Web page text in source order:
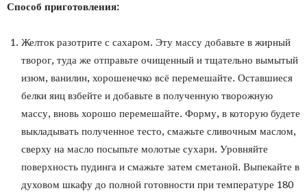
Способ приготовления:
Желток разотрите с сахаром. Эту массу добавьте в жирный
творог, туда же отправьте очищенный и тщательно вымытый
изюм, ванилин, хорошенечко всё перемешайте. Оставшиеся
белки яиц взбейте и добавьте в полученную творожную
массу, вновь хорошо перемешайте. Форму, в которую будете
выкладывать полученное тесто, смажьте сливочным маслом,
сверху на масло посыпьте молотые сухари. Уровняйте
поверхность пудинга и смажьте затем сметаной. Выпекайте в
духовом шкафу до полной готовности при температуре 180